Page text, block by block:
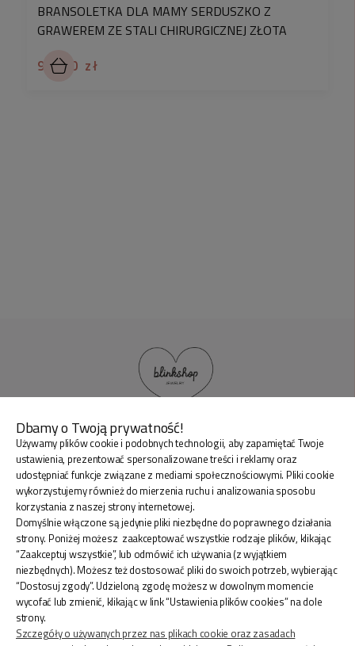
BRANSOLETKA DLA MAMY SERDUSZKO Z
GRAWEREM ZE STALI CHIRURGICZNEJ ZŁOTA
94,90 zł
BLINK SHOP Joanna Pradellok, Dominów ul. Brylantowa
18 20-388 Lublin Polska
ZAKUPY
INFORMACJE
Dbamy o Twoją prywatność!
Używamy plików cookie i podobnych technologii, aby zapamiętać Twoje
ustawienia, prezentować spersonalizowane treści i reklamy oraz
udostępniać funkcje związane z mediami społecznościowymi. Pliki cookie
wykorzystujemy również do mierzenia ruchu i analizowania sposobu
korzystania z naszej strony internetowej.
Domyślnie włączone są jedynie pliki niezbędne do poprawnego działania
strony. Poniżej możesz zaakceptować wszystkie rodzaje plików, klikając
“Zaakceptuj wszystkie”, lub odmówić ich używania (z wyjątkiem
niezbędnych). Możesz też dostosować pliki do swoich potrzeb, wybierając
“Dostosuj zgody”. Udzieloną zgodę możesz w dowolnym momencie
wycofać lub zmienić, klikając w link “Ustawienia plików cookies” na dole
strony.
Szczegóły o używanych przez nas plikach cookie oraz zasadach